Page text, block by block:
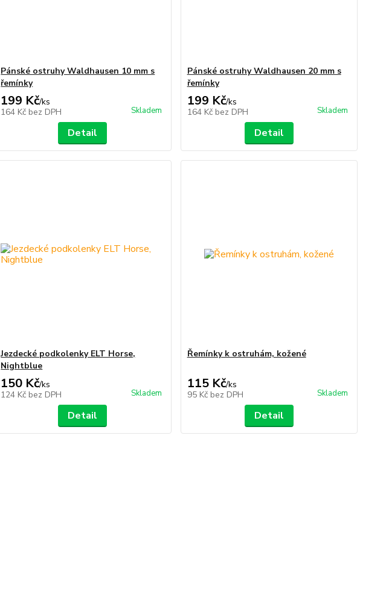
Pánské ostruhy Waldhausen 10 mm s
řemínky
199 Kč/ks
164 Kč bez DPH Skladem
Detail
Pánské ostruhy Waldhausen 20 mm s
řemínky
199 Kč/ks
164 Kč bez DPH Skladem
Detail
Jezdecké podkolenky ELT Horse,
Nightblue
150 Kč/ks
124 Kč bez DPH Skladem
Detail
Řemínky k ostruhám, kožené
115 Kč/ks
95 Kč bez DPH Skladem
Detail